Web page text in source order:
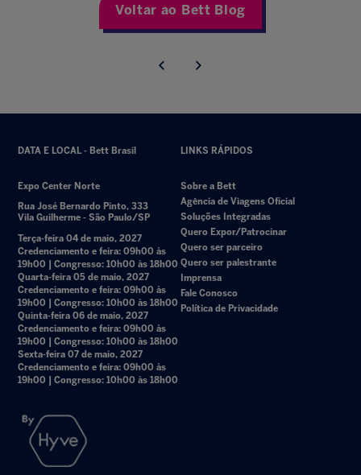
Voltar ao Bett Blog
DATA E LOCAL - Bett Brasil
Expo Center Norte
Rua José Bernardo Pinto, 333
Vila Guilherme - São Paulo/SP
Terça-feira 04 de maio, 2027
Credenciamento e feira: 09h00 às
19h00 | Congresso: 10h00 às 18h00
Quarta-feira 05 de maio, 2027
Credenciamento e feira: 09h00 às
19h00 | Congresso: 10h00 às 18h00
Quinta-feira 06 de maio, 2027
Credenciamento e feira: 09h00 às
19h00 | Congresso: 10h00 às 18h00
Sexta-feira 07 de maio, 2027
Credenciamento e feira: 09h00 às
19h00 | Congresso: 10h00 às 18h00
LINKS RÁPIDOS
Sobre a Bett
Agência de Viagens Oficial
Soluções Integradas
Quero Expor/Patrocinar
Quero ser parceiro
Quero ser palestrante
Imprensa
Fale Conosco
Política de Privacidade